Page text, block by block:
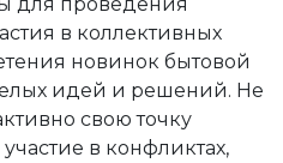
в коллективных
новинок бытовой
идей и решений. Не
свою точку
в конфликтах,